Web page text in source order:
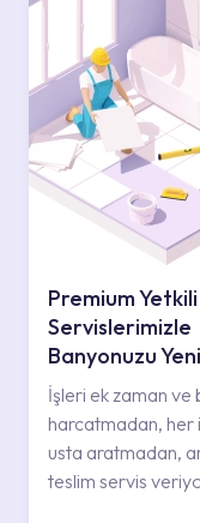
Premium Yetkili
Servislerimizle
Banyonuzu
İşleri ek zaman ve
harcatmadan, her
usta aratmadan,
teslim servis